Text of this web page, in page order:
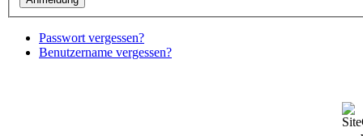
Passwort vergessen?
Benutzername vergessen?